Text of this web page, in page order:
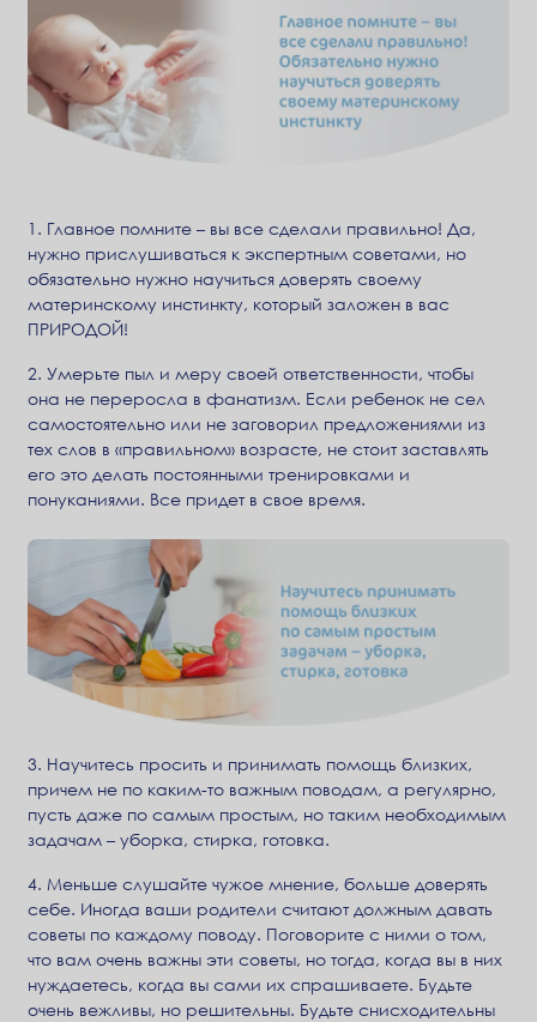
1. Главное помните – вы все сделали правильно! Да,
нужно прислушиваться к экспертным советами, но
обязательно нужно научиться доверять своему
материнскому инстинкту, который заложен в вас
ПРИРОДОЙ!
2. Умерьте пыл и меру своей ответственности, чтобы
она не переросла в фанатизм. Если ребенок не сел
самостоятельно или не заговорил предложениями из
тех слов в «правильном» возрасте, не стоит заставлять
его это делать постоянными тренировками и
понуканиями. Все придет в свое время.
3. Научитесь просить и принимать помощь близких,
причем не по каким-то важным поводам, а регулярно,
пусть даже по самым простым, но таким необходимым
задачам – уборка, стирка, готовка.
4. Меньше слушайте чужое мнение, больше доверять
себе. Иногда ваши родители считают должным давать
советы по каждому поводу. Поговорите с ними о том,
что вам очень важны эти советы, но тогда, когда вы в них
нуждаетесь, когда вы сами их спрашиваете. Будьте
очень вежливы, но решительны. Будьте снисходительны